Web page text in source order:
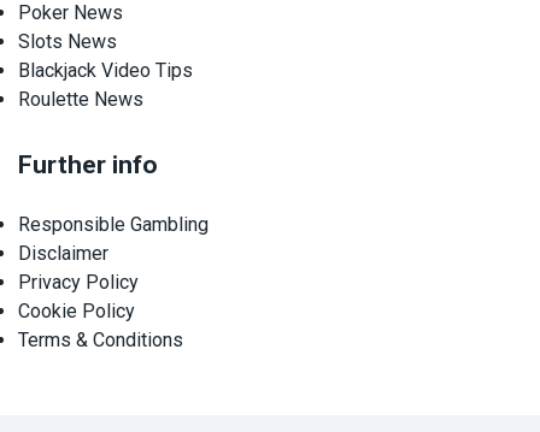
Poker News
Slots News
Blackjack Video Tips
Roulette News
Further info
Responsible Gambling
Disclaimer
Privacy Policy
Cookie Policy
Terms & Conditions